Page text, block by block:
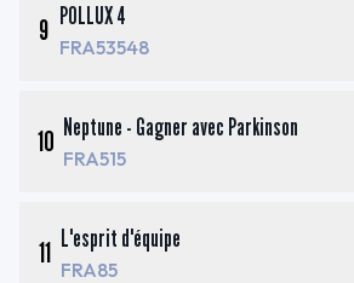
9 POLLUX 4
FRA53548
10 Neptune - Gagner avec Parkinson
FRA515
11 L'esprit d'équipe
FRA85